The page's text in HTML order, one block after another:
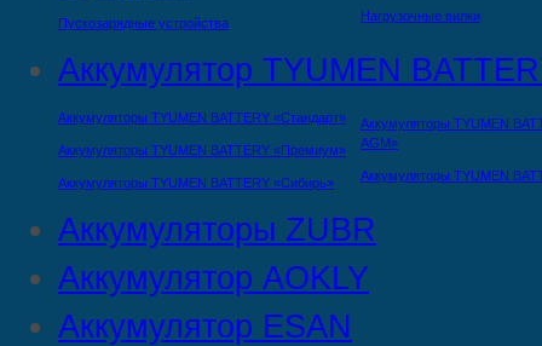
Пускозарядные устройства Нагрузочные вилки
Аккумулятор TYUMEN
Аккумуляторы TYUMEN BATTERY «Стандарт»
Аккумуляторы TYUMEN BATTERY «Премиум»
Аккумуляторы TYUMEN BATTERY «Сибирь»
Аккумуляторы TYUMEN
AGM»
Аккумуляторы TYUMEN
Аккумуляторы ZUBR
Аккумулятор AOKLY
Аккумулятор ESAN